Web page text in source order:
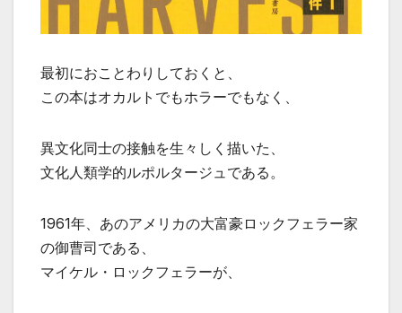
最初におことわりしておくと、
この本はオカルトでもホラーでもなく、
異文化同士の接触を生々しく描いた、
文化人類学的ルポルタージュである。
1961年、あのアメリカの大富豪ロックフェラー家
の御曹司である、
マイケル・ロックフェラーが、